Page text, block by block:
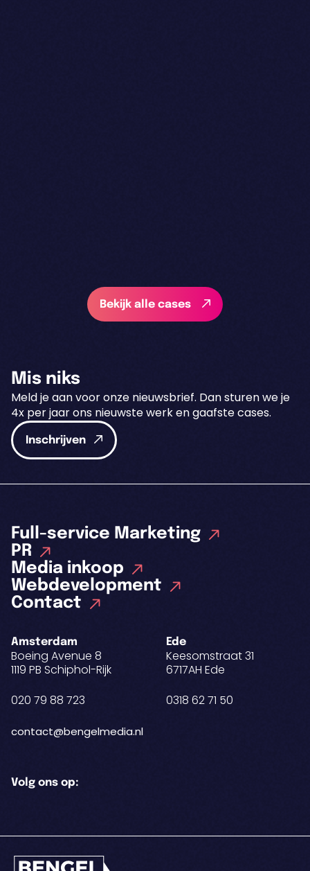
Bekijk alle cases
Mis niks
Meld je aan voor onze nieuwsbrief. Dan sturen we je
4x per jaar ons nieuwste werk en gaafste cases.
Inschrijven
Full-service Marketing
PR
Media inkoop
Webdevelopment
Contact
Amsterdam
Boeing Avenue 8
1119 PB Schiphol-Rijk
020 79 88 723
Ede
Keesomstraat 31
6717AH Ede
0318 62 71 50
contact@bengelmedia.nl
Volg ons op: